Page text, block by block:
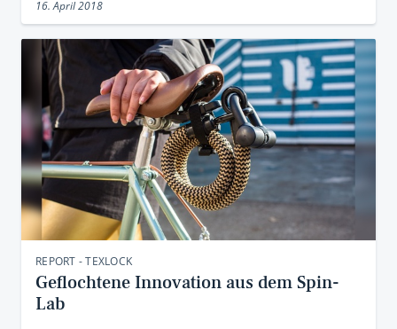
16. April 2018
REPORT - TEXLOCK
Geflochtene Innovation aus dem Spin-
Lab